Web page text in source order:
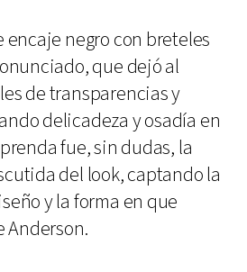
encaje negro con breteles
que dejó al
de transparencias y
delicadeza y osadía en
fue, sin dudas, la
del look, captando la
y la forma en que
Anderson.